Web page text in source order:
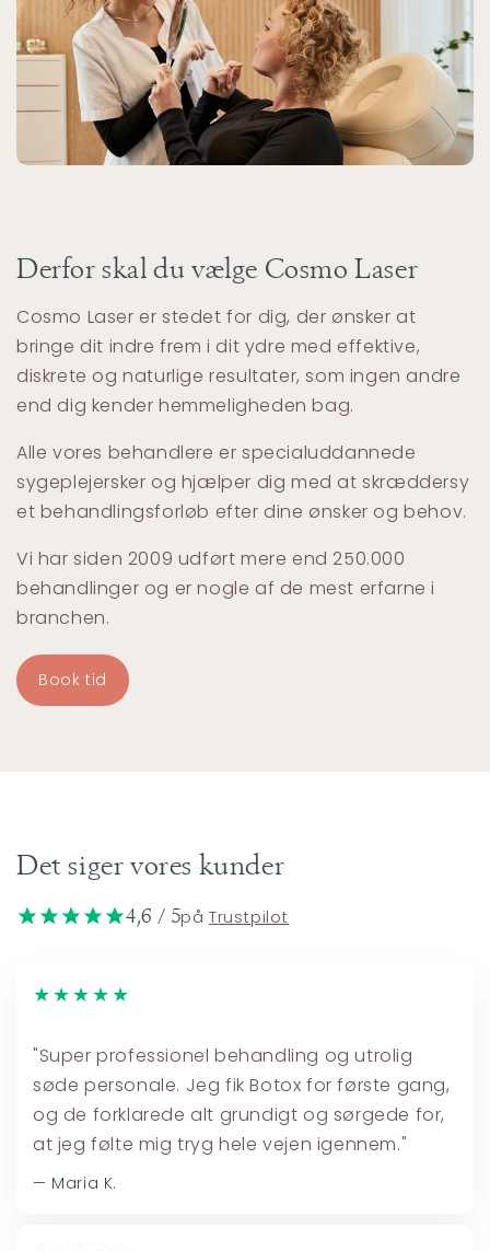
Derfor skal du vælge Cosmo Laser
Cosmo Laser er stedet for dig, der ønsker at
bringe dit indre frem i dit ydre med effektive,
diskrete og naturlige resultater, som ingen andre
end dig kender hemmeligheden bag.
Alle vores behandlere er specialuddannede
sygeplejersker og hjælper dig med at skræddersy
et behandlingsforløb efter dine ønsker og behov.
Vi har siden 2009 udført mere end 250.000
behandlinger og er nogle af de mest erfarne i
branchen.
Book tid
Det siger vores kunder
4,6 / 5påTrustpilot
★★★★★
"Super professionel behandling og utrolig
søde personale. Jeg fik Botox for første gang,
og de forklarede alt grundigt og sørgede for,
at jeg følte mig tryg hele vejen igennem."
— Maria K.